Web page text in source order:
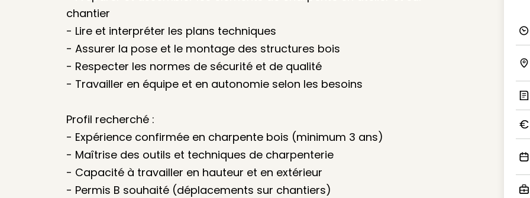
chantier
- Lire et interpréter les plans techniques
- Assurer la pose et le montage des structures bois
- Respecter les normes de sécurité et de qualité
- Travailler en équipe et en autonomie selon les besoins
Profil recherché :
- Expérience confirmée en charpente bois (minimum 3 ans)
- Maîtrise des outils et techniques de charpenterie
- Capacité à travailler en hauteur et en extérieur
- Permis B souhaité (déplacements sur chantiers)